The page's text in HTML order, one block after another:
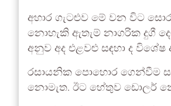
අහාර ගැටළුව මේ වන විට
නොහැකි ඇතැම් නාගරික දුගී
අනුව අද එළවළු සඳහා ද
රසායනික පොහොර ගෙන්වීම
නොමැත. ඊට හේතුව ඩොලර්